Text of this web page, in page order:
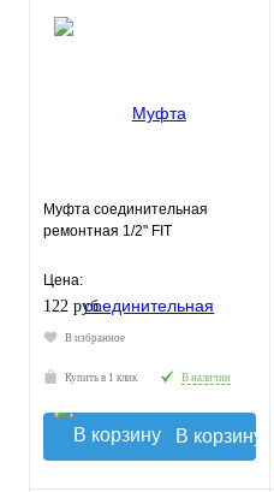
Муфта соединительная
ремонтная 1/2" FIT
Цена:
122 руб.
В избранное
Купить в 1 клик В наличии
В корзину